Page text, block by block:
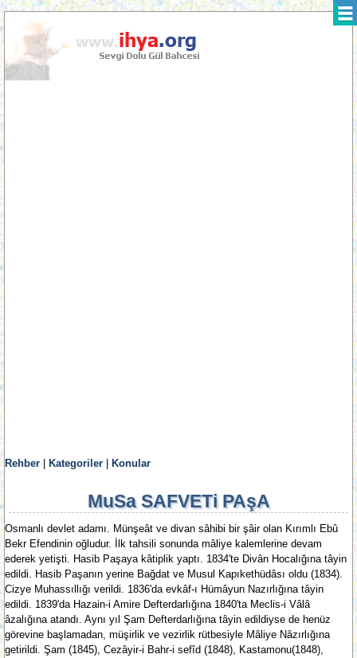
Rehber Kategoriler Konular
MuSa SAFVETi PAşA
Osmanlı devlet adamı. Münşeât ve divan sâhibi bir şâir olan Kırımlı Ebû
Bekr Efendinin oğludur. İlk tahsili sonunda mâliye kalemlerine devam
ederek yetişti. Hasib Paşaya kâtiplik yaptı. 1834'te Divân Hocalığına tâyin
edildi. Hasib Paşanın yerine Bağdat ve Musul Kapıkethüdâsı oldu (1834).
Cizye Muhassıllığı verildi. 1836'da evkâf-ı Hümâyun Nazırlığına tâyin
edildi. 1839'da Hazain-i Amire Defterdarlığına 1840'ta Meclis-i Vâlâ
âzalığına atandı. Aynı yıl Şam Defterdarlığına tâyin edildiyse de henüz
görevine başlamadan, müşirlik ve vezirlik rütbesiyle Mâliye Nâzırlığına
getirildi. Şam (1845), Cezâyir-i Bahr-i sefîd (1848), Kastamonu(1848),